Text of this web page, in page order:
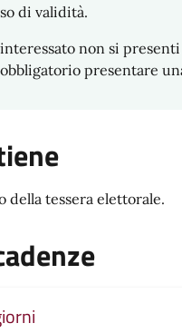
di validità.
non si presenti
presentare
della tessera elettorale.